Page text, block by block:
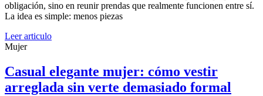
obligación, sino en reunir prendas que realmente funcionen entre sí.
La idea es simple: menos piezas
Leer articulo
Mujer
Casual elegante mujer: cómo vestir
arreglada sin verte demasiado formal